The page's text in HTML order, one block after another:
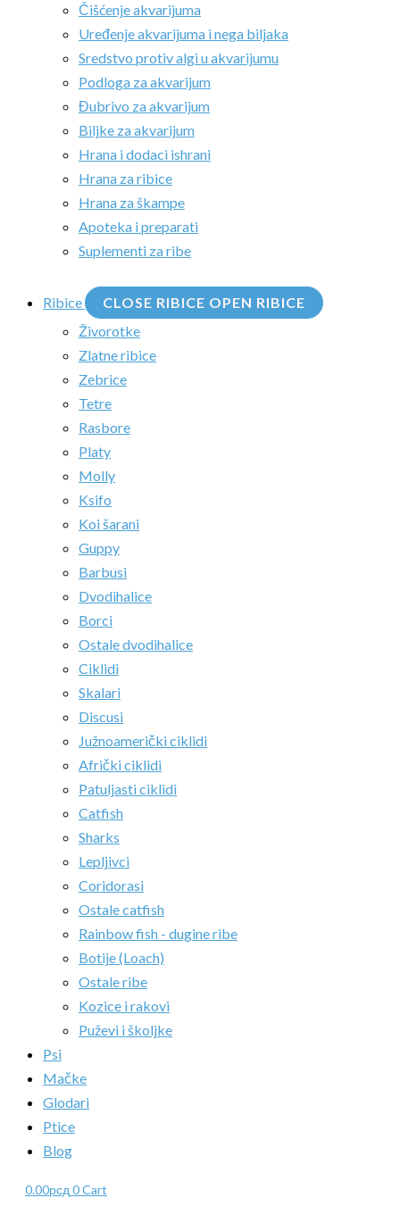
Čišćenje akvarijuma
Uređenje akvarijuma i nega biljaka
Sredstvo protiv algi u akvarijumu
Podloga za akvarijum
Đubrivo za akvarijum
Biljke za akvarijum
Hrana i dodaci ishrani
Hrana za ribice
Hrana za škampe
Apoteka i preparati
Suplementi za ribe
Ribice CLOSE RIBICE OPEN RIBICE
Živorotke
Zlatne ribice
Zebrice
Tetre
Rasbore
Platy
Molly
Ksifo
Koi šarani
Guppy
Barbusi
Dvodihalice
Borci
Ostale dvodihalice
Ciklidi
Skalari
Discusi
Južnoamerički ciklidi
Afrički ciklidi
Patuljasti ciklidi
Catfish
Sharks
Lepljivci
Coridorasi
Ostale catfish
Rainbow fish - dugine ribe
Botije (Loach)
Ostale ribe
Kozice i rakovi
Puževi i školjke
Psi
Mačke
Glodari
Ptice
Blog
0.00рсд 0Cart